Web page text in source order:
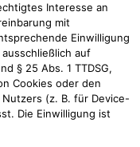
Interesse an
mit
Einwilligung
auf
§ 25 Abs. 1 TTDSG,
Cookies oder den
(z. B. für Device-
Die Einwilligung ist